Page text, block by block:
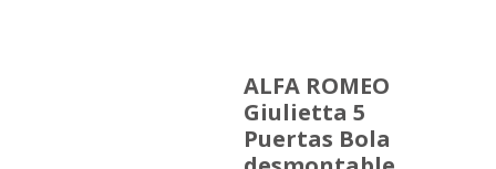
ALFA ROMEO
Giulietta 5
Puertas Bola